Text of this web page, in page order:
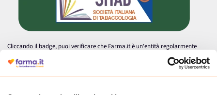
Cliccando il badge, puoi verificare che Farma.it è un'entità regolarmente
autorizzata dal Ministero della Salute a effettuare la vendita online di
medicinali.